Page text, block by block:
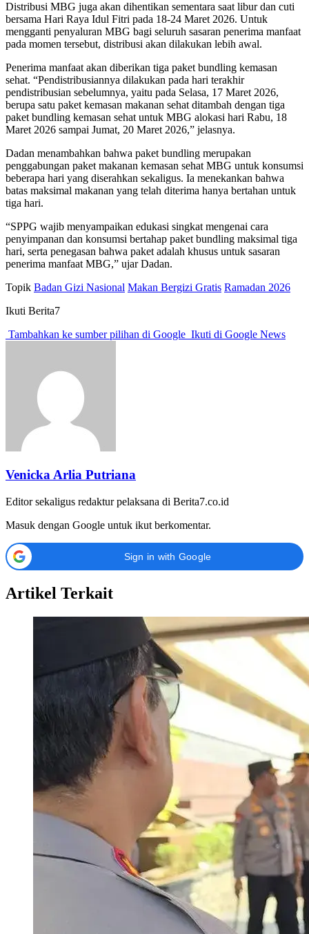
Distribusi MBG juga akan dihentikan sementara saat libur dan cuti
bersama Hari Raya Idul Fitri pada 18-24 Maret 2026. Untuk
mengganti penyaluran MBG bagi seluruh sasaran penerima manfaat
pada momen tersebut, distribusi akan dilakukan lebih awal.
Penerima manfaat akan diberikan tiga paket bundling kemasan
sehat. “Pendistribusiannya dilakukan pada hari terakhir
pendistribusian sebelumnya, yaitu pada Selasa, 17 Maret 2026,
berupa satu paket kemasan makanan sehat ditambah dengan tiga
paket bundling kemasan sehat untuk MBG alokasi hari Rabu, 18
Maret 2026 sampai Jumat, 20 Maret 2026,” jelasnya.
Dadan menambahkan bahwa paket bundling merupakan
penggabungan paket makanan kemasan sehat MBG untuk konsumsi
beberapa hari yang diserahkan sekaligus. Ia menekankan bahwa
batas maksimal makanan yang telah diterima hanya bertahan untuk
tiga hari.
“SPPG wajib menyampaikan edukasi singkat mengenai cara
penyimpanan dan konsumsi bertahap paket bundling maksimal tiga
hari, serta penegasan bahwa paket adalah khusus untuk sasaran
penerima manfaat MBG,” ujar Dadan.
Topik Badan Gizi Nasional Makan Bergizi Gratis Ramadan 2026
Ikuti Berita7
Tambahkan ke sumber pilihan di Google Ikuti di Google News
Venicka Arlia Putriana
Editor sekaligus redaktur pelaksana di Berita7.co.id
Masuk dengan Google untuk ikut berkomentar.
Sign in with Google
Artikel Terkait